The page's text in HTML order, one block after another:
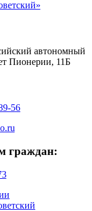
автономный
Пионерии, 11Б
56
граждан: